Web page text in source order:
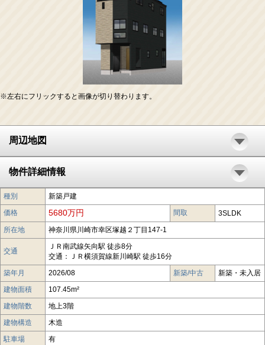
※左右にフリックすると画像が切り替わります。
周辺地図
物件詳細情報
種別
新築戸建
価格
5680万円 間取
3SLDK
所在地
神奈川県川崎市幸区塚越２丁目147-1
交通
ＪＲ南武線矢向駅 徒歩8分
交通：ＪＲ横須賀線新川崎駅 徒歩16分
築年月
2026/08 新築/中古
新築・未入居
建物面積
107.45m²
建物階数
地上3階
建物構造
木造
駐車場
有